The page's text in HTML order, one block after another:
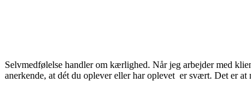
Selvmedfølelse handler om kærlighed. Når jeg arbejder med
anerkende, at dét du oplever eller har oplevet er svært. Det er